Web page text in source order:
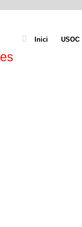
Inici USOC